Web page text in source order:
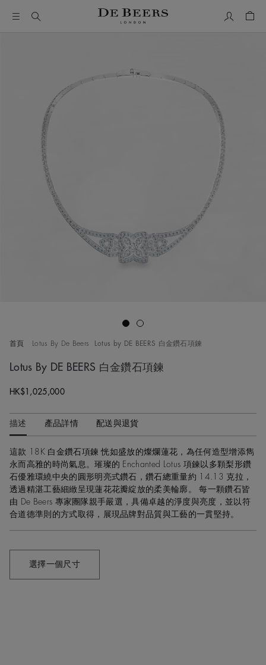
首頁 Lotus By De Beers Lotus by DE BEERS 白金鑽石項鍊
Lotus By DE BEERS 白金鑽石項鍊
HK$1,025,000
描述 產品詳情 配送與退貨
這款 18K 白金鑽石項鍊 恍如盛放的燦爛蓮花，為任何造型增添雋
永而高雅的時尚氣息。璀璨的 Enchanted Lotus 項鍊以多顆梨形鑽
石優雅環繞中央的圓形明亮式鑽石，鑽石總重量約 14.13 克拉，
透過精湛工藝細緻呈現蓮花花瓣綻放的柔美輪廓。 每一顆鑽石皆
由 De Beers 專家團隊親手嚴選，具備卓越的淨度與亮度，並以符
合道德準則的方式取得，展現品牌對品質與工藝的一貫堅持。
選擇一個尺寸